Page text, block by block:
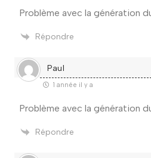
Problème avec la génération
Répondre
Paul
1 année il y a
Problème avec la génération
Répondre